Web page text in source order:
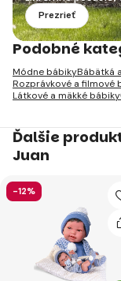
Prezrieť
Podobné
Módne bábikyBábätká
Rozprávkové a filmové
Látkové a mäkké bábiky
Ďalšie
Juan
-12%